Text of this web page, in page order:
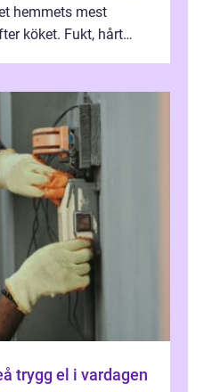
hemmets mest
köket. Fukt, hårt
Elservice skellefteå trygg el i vardagen